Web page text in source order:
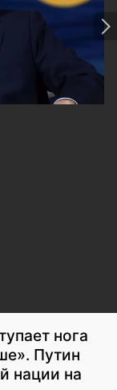
нога
Путин
нации на